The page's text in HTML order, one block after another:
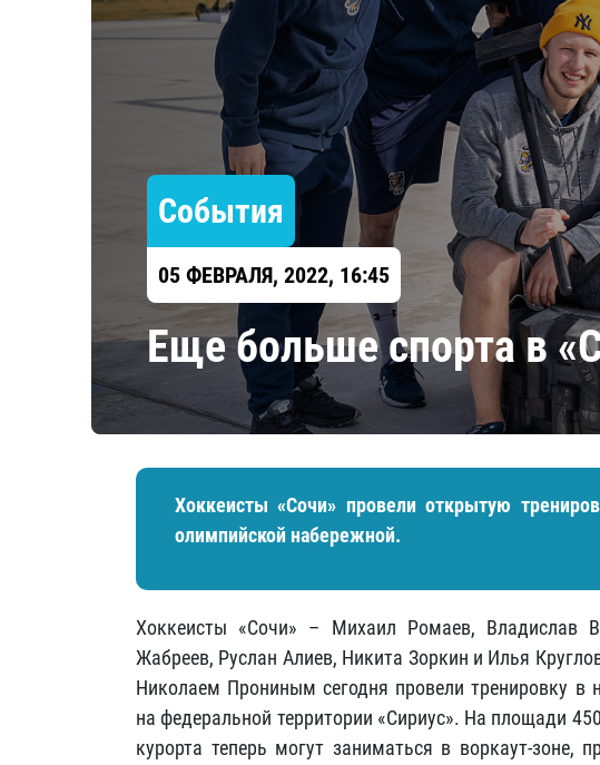
Локомотив
Северсталь
ЦСКА
Шанхайские Драконы
События
05 ФЕВРАЛЯ, 2022, 16:45
Еще больше спорта в
Хоккеисты «Сочи» провели открытую
олимпийской набережной.
Хоккеисты «Сочи» – Михаил Ромаев, Владислав
Жабреев, Руслан Алиев, Никита Зоркин и Илья
Николаем Прониным сегодня провели тренировку
на федеральной территории «Сириус». На площади
курорта теперь могут заниматься в воркаут-зоне,